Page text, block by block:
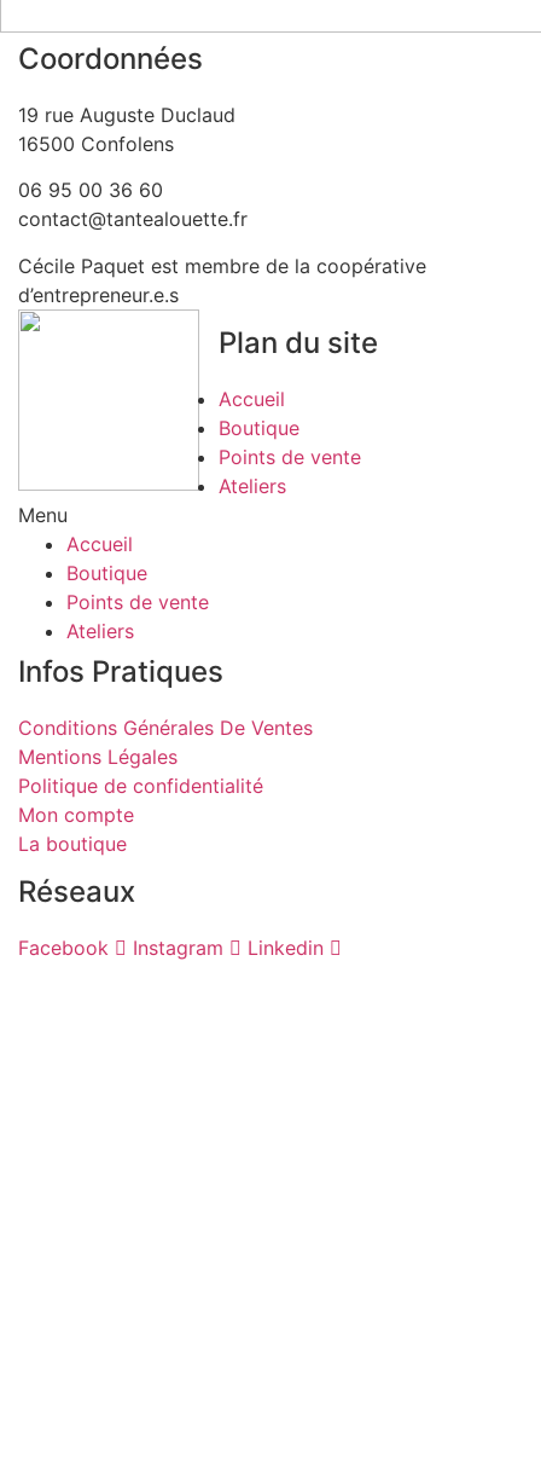
Coordonnées
19 rue Auguste Duclaud
16500 Confolens
06 95 00 36 60
contact@tantealouette.fr
Cécile Paquet est membre de la coopérative
d’entrepreneur.e.s
Plan du site
Accueil
Boutique
Points de vente
Ateliers
Menu
Accueil
Boutique
Points de vente
Ateliers
Infos Pratiques
Conditions Générales De Ventes
Mentions Légales
Politique de confidentialité
Mon compte
La boutique
Réseaux
Facebook Instagram Linkedin